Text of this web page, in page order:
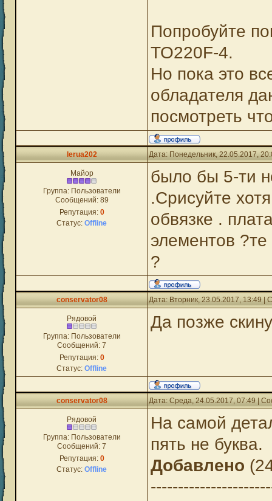
Попробуйте
TO220F-4.
Но пока это
обладателя
посмотреть
lerua202 Дата: Понедельник, 22.05.2017,
Майор
Группа: Пользователи
Сообщений: 89
Репутация: 0
Статус: Offline
было бы 5-ти
.Срисуйте
обвязке .
элементов
?
conservator08 Дата: Вторник, 23.05.2017, 13:49 |
Рядовой
Группа: Пользователи
Сообщений: 7
Репутация: 0
Статус: Offline
Да позже
conservator08 Дата: Среда, 24.05.2017, 07:49 |
Рядовой
Группа: Пользователи
Сообщений: 7
Репутация: 0
Статус: Offline
На самой
пять не буква.
Добавлено